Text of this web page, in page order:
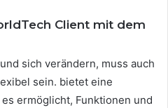
Client mit dem
sich verändern, muss auch
sein. bietet eine
ermöglicht, Funktionen und